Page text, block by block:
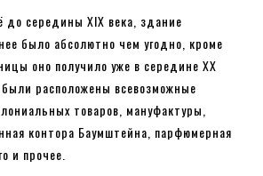
до середины XIX века, здание
было абсолютно чем угодно, кроме
оно получило уже в середине XX
расположены всевозможные
товаров, мануфактуры,
контора Баумштейна, парфюмерная
и прочее.